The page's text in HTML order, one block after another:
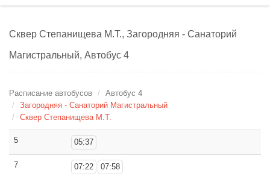
Сквер Степанищева М.Т., Загородняя - Санаторий
Магистральный, Автобус 4
Расписание автобусов
Автобус 4
Загородняя - Санаторий Магистральный
Сквер Степанищева М.Т.
5 05:37
7 07:22 07:58